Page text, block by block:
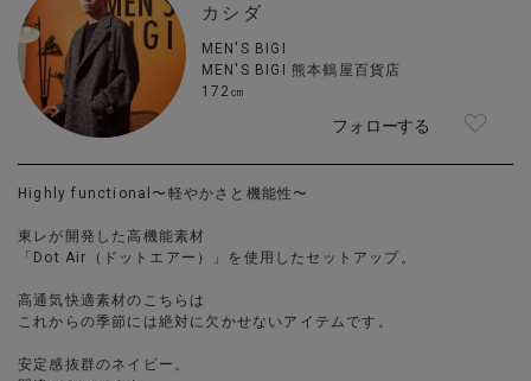
カシダ
MEN'S BIGI
MEN'S BIGI 熊本鶴屋百貨店
172㎝
フォローする
Highly functional〜軽やかさと機能性〜
東レが開発した高機能素材
「Dot Air（ドットエアー）」を使用したセットアップ。
高通気快適素材のこちらは
これからの季節には絶対に欠かせないアイテムです。
安定感抜群のネイビー。